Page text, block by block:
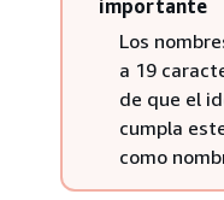
importante
Los
a 19
de que el
cumpla
como